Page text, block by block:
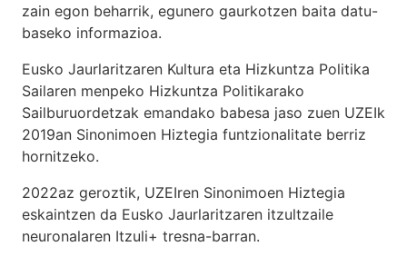
zain egon beharrik, egunero gaurkotzen baita datu-
baseko informazioa.
Eusko Jaurlaritzaren Kultura eta Hizkuntza Politika
Sailaren menpeko Hizkuntza Politikarako
Sailburuordetzak emandako babesa jaso zuen UZEIk
2019an Sinonimoen Hiztegia funtzionalitate berriz
hornitzeko.
2022az geroztik, UZEIren Sinonimoen Hiztegia
eskaintzen da Eusko Jaurlaritzaren itzultzaile
neuronalaren Itzuli+ tresna-barran.